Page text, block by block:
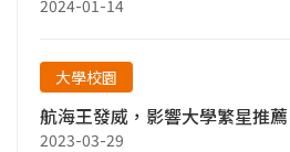
2024-01-14
大學校園
航海王發威，影響大學繁星推薦
2023-03-29